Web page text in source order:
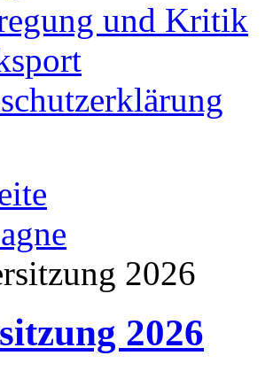
und Kritik
2026
2026